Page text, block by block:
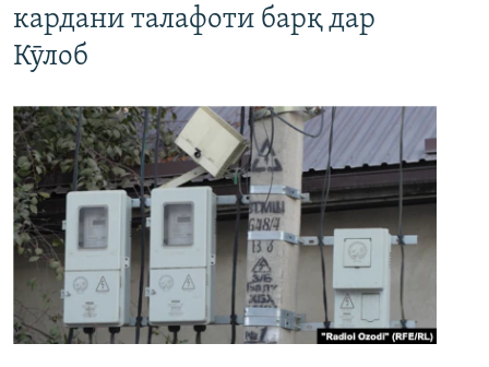
кардани талафоти барқ дар
Кӯлоб